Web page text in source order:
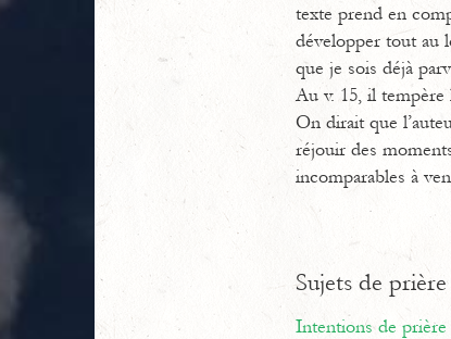
texte prend en
développer tout au
que je sois déjà
Au v. 15, il tempère
On dirait que
réjouir des
incomparables à
Sujets de prière
Intentions de